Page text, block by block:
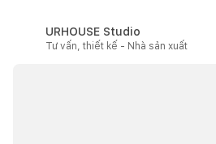
URHOUSE Studio
Tư vấn, thiết kế - Nhà sản xuất